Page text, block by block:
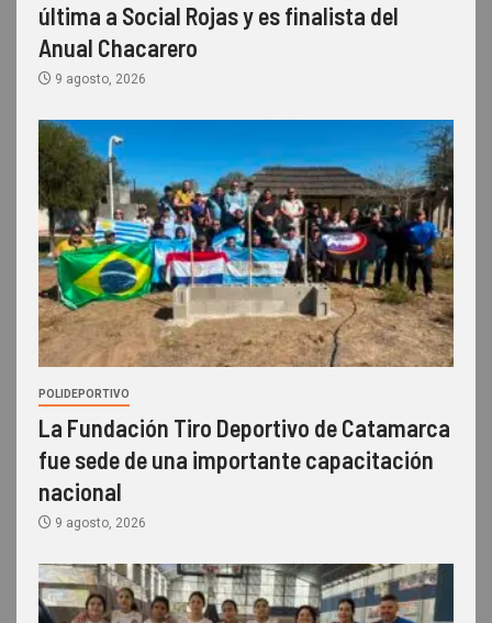
última a Social Rojas y es finalista del
Anual Chacarero
9 agosto, 2026
POLIDEPORTIVO
La Fundación Tiro Deportivo de Catamarca
fue sede de una importante capacitación
nacional
9 agosto, 2026